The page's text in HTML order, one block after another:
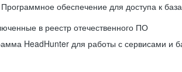
обеспечение для доступа к
в реестр отечественного ПО
HeadHunter для работы с сервисами и